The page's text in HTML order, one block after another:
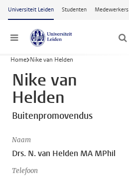
Ga naar hoofdinhoud
Universiteit Leiden Studenten Medewerkers
Menu
Home Nike van Helden
Nike van
Helden
Buitenpromovendus
Naam
Drs. N. van Helden MA MPhil
Telefoon